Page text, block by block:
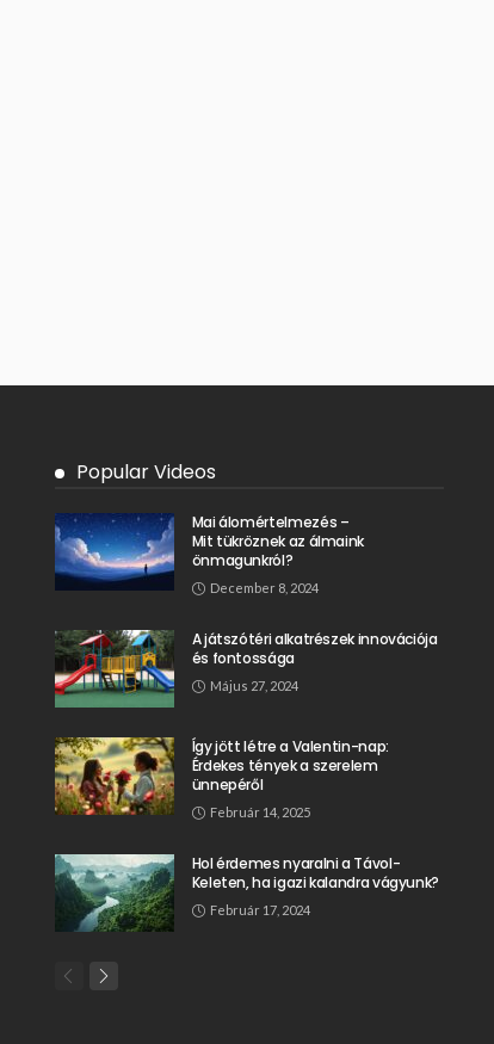
Popular Videos
Mai álomértelmezés –
Mit tükröznek az álmaink
önmagunkról?
December 8, 2024
A játszótéri alkatrészek innovációja
és fontossága
Május 27, 2024
Így jött létre a Valentin-nap:
Érdekes tények a szerelem
ünnepéről
Február 14, 2025
Hol érdemes nyaralni a Távol-
Keleten, ha igazi kalandra vágyunk?
Február 17, 2024